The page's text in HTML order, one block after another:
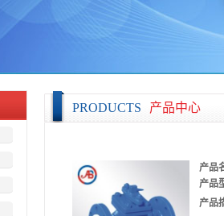
PRODUCTS 产品中心
产品
产品
产品